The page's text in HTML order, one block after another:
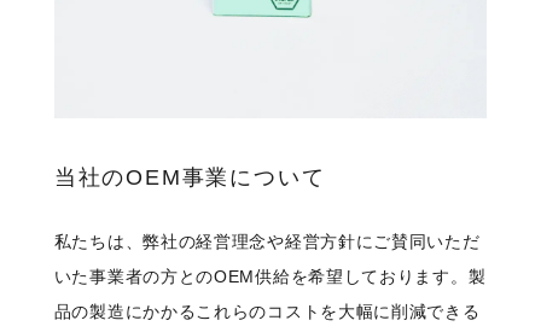
当社のOEM事業について
私たちは、弊社の経営理念や経営方針にご賛同いただ
いた事業者の方とのOEM供給を希望しております。製
品の製造にかかるこれらのコストを大幅に削減できる